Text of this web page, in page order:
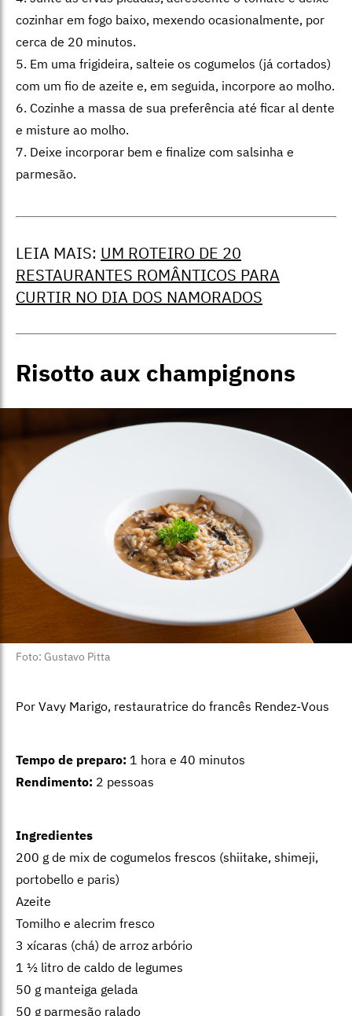
cozinhar em fogo baixo, mexendo ocasionalmente, por
cerca de 20 minutos.
5. Em uma frigideira, salteie os cogumelos (já cortados)
com um fio de azeite e, em seguida, incorpore ao molho.
6. Cozinhe a massa de sua preferência até ficar al dente
e misture ao molho.
7. Deixe incorporar bem e finalize com salsinha e
parmesão.
LEIA MAIS: UM ROTEIRO DE 20
RESTAURANTES ROMÂNTICOS PARA
CURTIR NO DIA DOS NAMORADOS
Risotto aux champignons
Foto: Gustavo Pitta
Por Vavy Marigo, restauratrice do francês Rendez-Vous
Tempo de preparo: 1 hora e 40 minutos
Rendimento: 2 pessoas
Ingredientes
200 g de mix de cogumelos frescos (shiitake, shimeji,
portobello e paris)
Azeite
Tomilho e alecrim fresco
3 xícaras (chá) de arroz arbório
1 ½ litro de caldo de legumes
50 g manteiga gelada
50 g parmesão ralado